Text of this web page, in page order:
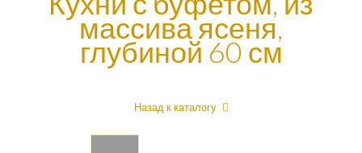
массива ясеня,
глубиной 60 см
Назад к каталогу